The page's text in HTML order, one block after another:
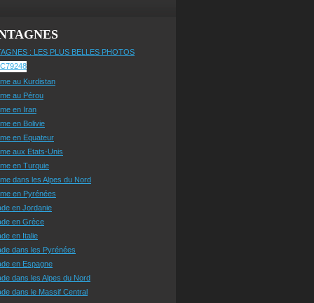
: LES PLUS BELLES PHOTOS
au Kurdistan
au Pérou
en Iran
en Bolivie
en Equateur
aux Etats-Unis
en Turquie
dans les Alpes du Nord
en Pyrénées
en Jordanie
en Grèce
en Italie
dans les Pyrénées
en Espagne
dans les Alpes du Nord
dans le Massif Central